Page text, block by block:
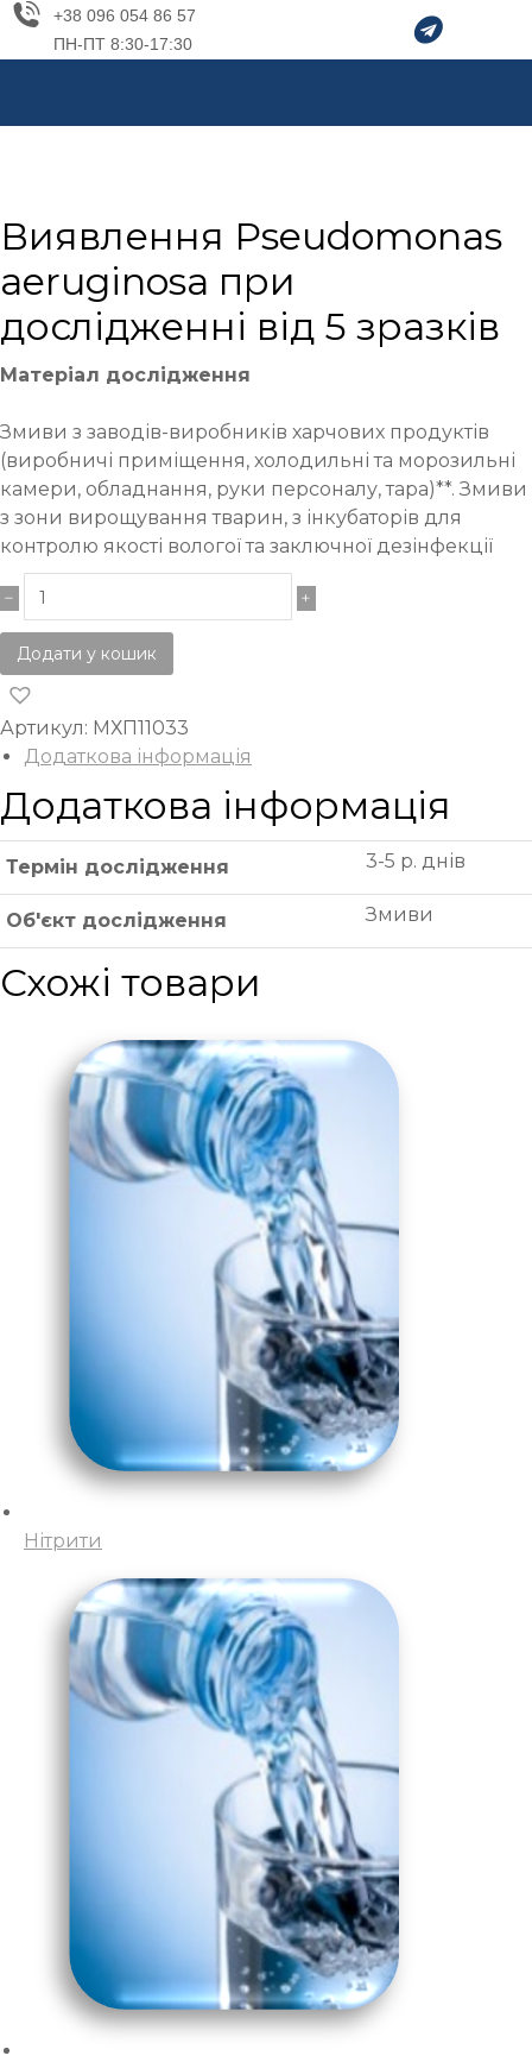
+38 096 054 86 57
ПН-ПТ 8:30-17:30
Виявлення Pseudomonas
aeruginosa при
дослідженні від 5 зразків
Матеріал дослідження
Змиви з заводів-виробників харчових продуктів
(виробничі приміщення, холодильні та морозильні
камери, обладнання, руки персоналу, тара)**. Змиви
з зони вирощування тварин, з інкубаторів для
контролю якості вологої та заключної дезінфекції
Додати у кошик
Артикул: МХП11033
Додаткова інформація
Додаткова інформація
Термін дослідження 3-5 р. днів
Об'єкт дослідження Змиви
Схожі товари
Нітрити